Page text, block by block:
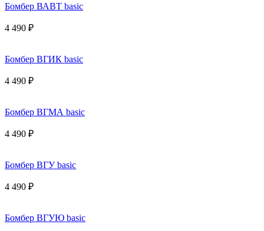
Бомбер ВАВТ basic
4 490 ₽
Бомбер ВГИК basic
4 490 ₽
Бомбер ВГМА basic
4 490 ₽
Бомбер ВГУ basic
4 490 ₽
Бомбер ВГУЮ basic